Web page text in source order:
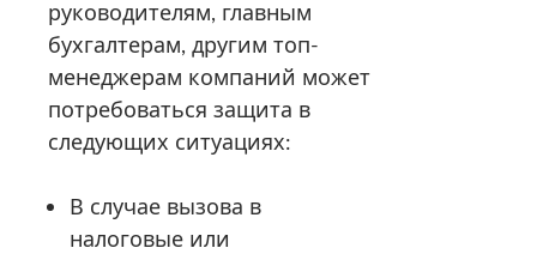
руководителям, главным
бухгалтерам, другим топ-
менеджерам компаний может
потребоваться защита в
следующих ситуациях:
В случае вызова в
налоговые или